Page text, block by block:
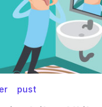
pust